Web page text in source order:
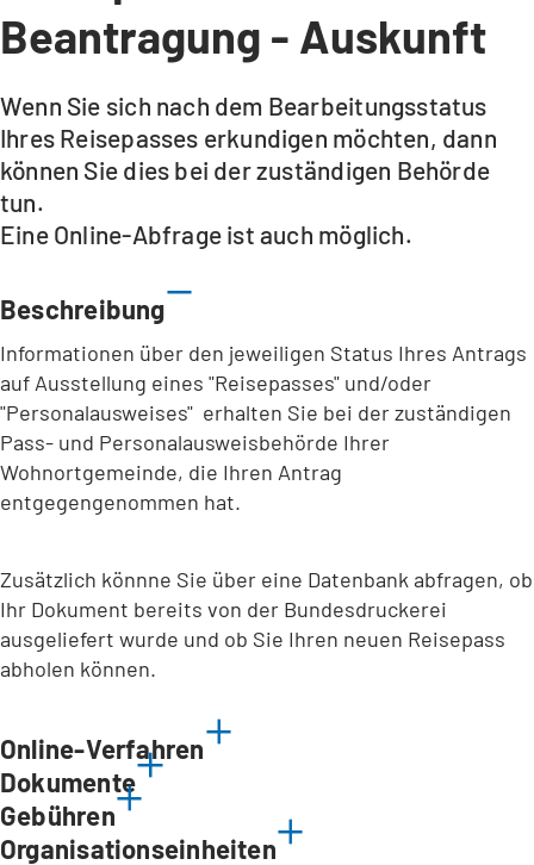
Beantragung - Auskunft
Wenn Sie sich nach dem Bearbeitungsstatus
Ihres Reisepasses erkundigen möchten, dann
können Sie dies bei der zuständigen Behörde
tun.
Eine Online-Abfrage ist auch möglich.
Beschreibung
Informationen über den jeweiligen Status Ihres Antrags
auf Ausstellung eines "Reisepasses" und/oder
"Personalausweises" erhalten Sie bei der zuständigen
Pass- und Personalausweisbehörde Ihrer
Wohnortgemeinde, die Ihren Antrag
entgegengenommen hat.
Zusätzlich könnne Sie über eine Datenbank abfragen, ob
Ihr Dokument bereits von der Bundesdruckerei
ausgeliefert wurde und ob Sie Ihren neuen Reisepass
abholen können.
Online-Verfahren
Dokumente
Gebühren
Organisationseinheiten